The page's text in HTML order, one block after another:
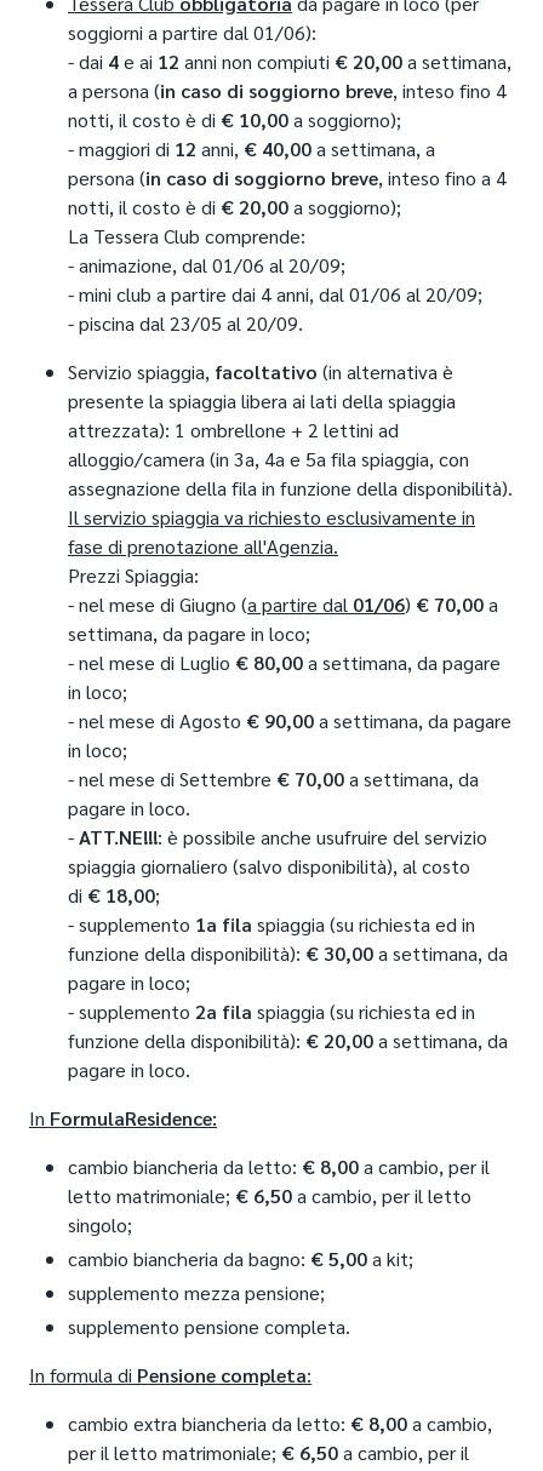
1 posto auto, a camera.
Compreso nel prezzo
Per soggiorni dal 24/05 al 31/05 Tessera club inclusa.
In tutti i periodi:
Biancheria da letto con 1 cambio infrasettimanale;
biancheria da bagno: con cambio a seconda della
necessità;
riordino giornaliero;
1 posto auto, a camera.
LA QUOTA NON COMPRENDE:Supplementi obbligatori in
pagamento
soggiorni a partire dal 01/06):
- dai 4e ai 12 anni non compiuti € 20,00a settimana,
a persona (in caso di soggiorno breve, inteso fino 4
notti, il costo è di € 10,00a soggiorno);
- maggiori di 12 anni, € 40,00a settimana, a
persona (in caso di soggiorno breve, inteso fino a 4
notti, il costo è di € 20,00a soggiorno);
La Tessera Club comprende:
- animazione, dal 01/06 al 20/09;
- mini club a partire dai 4 anni, dal 01/06 al 20/09;
- piscina dal 23/05 al 20/09.
Servizio spiaggia, facoltativo (in alternativa è
presente la spiaggia libera ai lati della spiaggia
attrezzata): 1 ombrellone + 2 lettini ad
alloggio/camera (in 3a, 4a e 5a fila spiaggia, con
assegnazione della fila in funzione della disponibilità).
Il servizio spiaggia va richiesto esclusivamente in
fase di prenotazione all'Agenzia.
Prezzi Spiaggia:
- nel mese di Giugno (a partire dal 01/06) € 70,00a
settimana, da pagare in loco;
- nel mese di Luglio € 80,00a settimana, da pagare
in loco;
- nel mese di Agosto € 90,00a settimana, da pagare
in loco;
- nel mese di Settembre € 70,00a settimana, da
pagare in loco.
-ATT.NE!!!: è possibile anche usufruire del servizio
spiaggia giornaliero (salvo disponibilità), al costo
di € 18,00;
- supplemento 1a fila spiaggia (su richiesta ed in
funzione della disponibilità): € 30,00a settimana, da
pagare in loco;
- supplemento 2a fila spiaggia (su richiesta ed in
funzione della disponibilità): € 20,00a settimana, da
pagare in loco.
In FormulaResidence:
cambio biancheria da letto: € 8,00a cambio, per il
letto matrimoniale; € 6,50a cambio, per il letto
singolo;
cambio biancheria da bagno: € 5,00a kit;
supplemento mezza pensione;
supplemento pensione completa.
In formula di Pensione completa:
cambio extra biancheria da letto: € 8,00a cambio,
per il letto matrimoniale; € 6,50a cambio, per il